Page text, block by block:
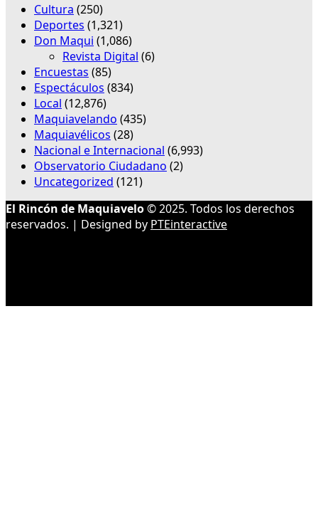
Cultura (250)
Deportes (1,321)
Don Maqui (1,086)
Revista Digital (6)
Encuestas (85)
Espectáculos (834)
Local (12,876)
Maquiavelando (435)
Maquiavélicos (28)
Nacional e Internacional (6,993)
Observatorio Ciudadano (2)
Uncategorized (121)
El Rincón de Maquiavelo© 2025. Todos los derechos
reservados. | Designed by PTEinteractive